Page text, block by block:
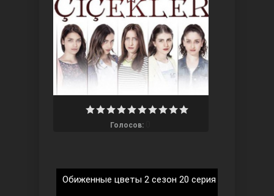
Три сестры
Голосов:
Обиженные цветы 2 сезон 20 серия на русском